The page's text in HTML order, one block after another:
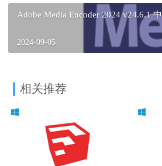
Adobe Media Encoder 2024 v24.6.1
2024-09-05
相关推荐